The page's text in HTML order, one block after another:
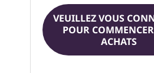
VEUILLEZ VOUS
POUR
ACHATS